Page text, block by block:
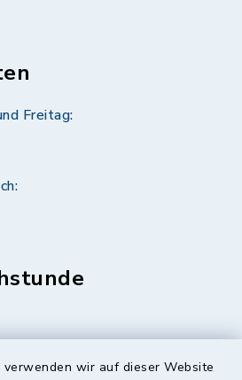
verwenden wir auf dieser Website
Freitag: